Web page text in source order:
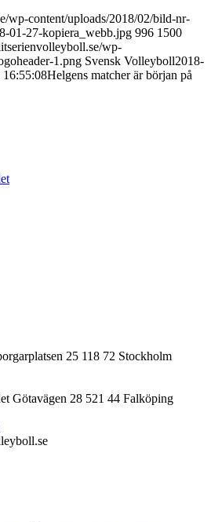
wp-content/uploads/2018/02/bild-nr-
01-27-kopiera_webb.jpg 996 1500
wp-
1.png Svensk Volleyboll2018-
16:55:08Helgens matcher är början på
25 118 72 Stockholm
Götavägen 28 521 44 Falköping